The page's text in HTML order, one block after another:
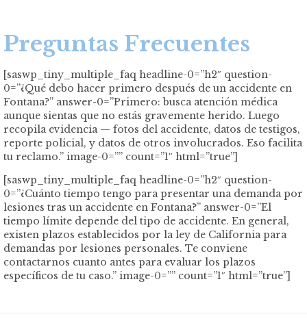
Preguntas Frecuentes
[saswp_tiny_multiple_faq headline-0=”h2″ question-
0=”¿Qué debo hacer primero después de un accidente en
Fontana?” answer-0=”Primero: busca atención médica
aunque sientas que no estás gravemente herido. Luego
recopila evidencia — fotos del accidente, datos de testigos,
reporte policial, y datos de otros involucrados. Eso facilita
tu reclamo.” image-0=”” count=”1″ html=”true”]
[saswp_tiny_multiple_faq headline-0=”h2″ question-
0=”¿Cuánto tiempo tengo para presentar una demanda por
lesiones tras un accidente en Fontana?” answer-0=”El
tiempo límite depende del tipo de accidente. En general,
existen plazos establecidos por la ley de California para
demandas por lesiones personales. Te conviene
contactarnos cuanto antes para evaluar los plazos
específicos de tu caso.” image-0=”” count=”1″ html=”true”]